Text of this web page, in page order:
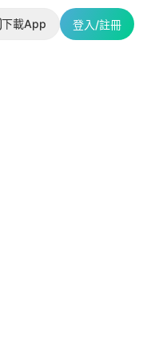
下載App 登入/註冊